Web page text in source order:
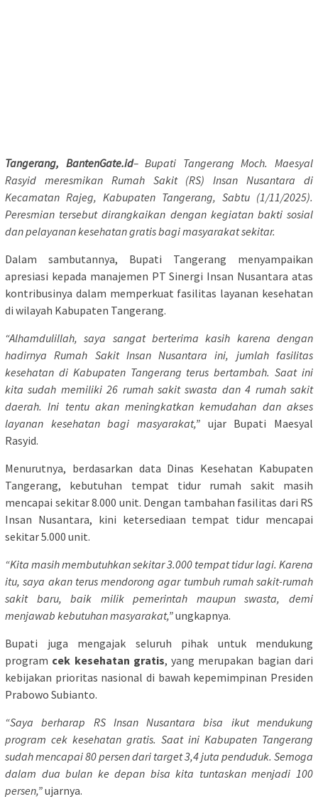
Tangerang, BantenGate.id– Bupati Tangerang Moch. Maesyal
Rasyid meresmikan Rumah Sakit (RS) Insan Nusantara di
Kecamatan Rajeg, Kabupaten Tangerang, Sabtu (1/11/2025).
Peresmian tersebut dirangkaikan dengan kegiatan bakti sosial
dan pelayanan kesehatan gratis bagi masyarakat sekitar.
Dalam sambutannya, Bupati Tangerang menyampaikan
apresiasi kepada manajemen PT Sinergi Insan Nusantara atas
kontribusinya dalam memperkuat fasilitas layanan kesehatan
di wilayah Kabupaten Tangerang.
“Alhamdulillah, saya sangat berterima kasih karena dengan
hadirnya Rumah Sakit Insan Nusantara ini, jumlah fasilitas
kesehatan di Kabupaten Tangerang terus bertambah. Saat ini
kita sudah memiliki 26 rumah sakit swasta dan 4 rumah sakit
daerah. Ini tentu akan meningkatkan kemudahan dan akses
layanan kesehatan bagi masyarakat,” ujar Bupati Maesyal
Rasyid.
Menurutnya, berdasarkan data Dinas Kesehatan Kabupaten
Tangerang, kebutuhan tempat tidur rumah sakit masih
mencapai sekitar 8.000 unit. Dengan tambahan fasilitas dari RS
Insan Nusantara, kini ketersediaan tempat tidur mencapai
sekitar 5.000 unit.
“Kita masih membutuhkan sekitar 3.000 tempat tidur lagi. Karena
itu, saya akan terus mendorong agar tumbuh rumah sakit-rumah
sakit baru, baik milik pemerintah maupun swasta, demi
menjawab kebutuhan masyarakat,”ungkapnya.
Bupati juga mengajak seluruh pihak untuk mendukung
program cek kesehatan gratis, yang merupakan bagian dari
kebijakan prioritas nasional di bawah kepemimpinan Presiden
Prabowo Subianto.
“Saya berharap RS Insan Nusantara bisa ikut mendukung
program cek kesehatan gratis. Saat ini Kabupaten Tangerang
sudah mencapai 80 persen dari target 3,4 juta penduduk. Semoga
dalam dua bulan ke depan bisa kita tuntaskan menjadi 100
persen,”ujarnya.